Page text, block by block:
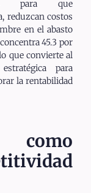
que
reduzcan costos
en el abasto
45.3 por
que convierte al
para
la rentabilidad
como